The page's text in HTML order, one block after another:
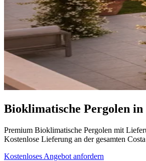
Bioklimatische Pergolen
Premium Bioklimatische Pergolen mit
Kostenlose Lieferung an der gesamten
Kostenloses Angebot anfordern